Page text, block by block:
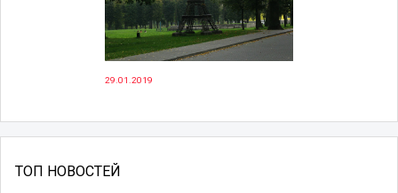
29.01.2019
ТОП НОВОСТЕЙ